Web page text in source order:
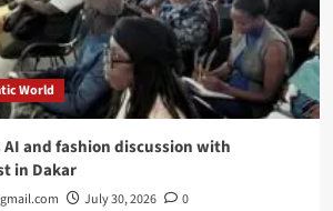
World
AI and fashion discussion with
in Dakar
July 30, 2026 0